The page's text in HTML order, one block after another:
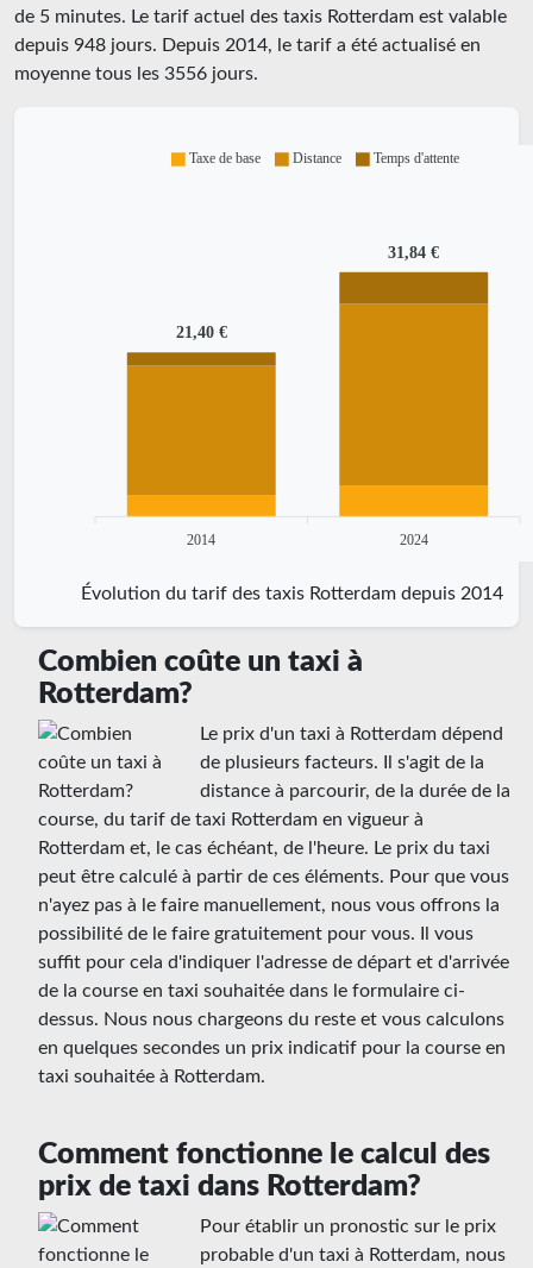
de 5 minutes. Le tarif actuel des taxis Rotterdam est valable
depuis 948 jours. Depuis 2014, le tarif a été actualisé en
moyenne tous les 3556 jours.
21,40 €
31,84 €
2014 2024
Taxe de base Distance Temps d'attente
Évolution du tarif des taxis Rotterdam depuis 2014
Combien coûte un taxi à
Rotterdam?
Le prix d'un taxi à Rotterdam dépend
de plusieurs facteurs. Il s'agit de la
distance à parcourir, de la durée de la
course, du tarif de taxi Rotterdam en vigueur à
Rotterdam et, le cas échéant, de l'heure. Le prix du taxi
peut être calculé à partir de ces éléments. Pour que vous
n'ayez pas à le faire manuellement, nous vous offrons la
possibilité de le faire gratuitement pour vous. Il vous
suffit pour cela d'indiquer l'adresse de départ et d'arrivée
de la course en taxi souhaitée dans le formulaire ci-
dessus. Nous nous chargeons du reste et vous calculons
en quelques secondes un prix indicatif pour la course en
taxi souhaitée à Rotterdam.
Comment fonctionne le calcul des
prix de taxi dans Rotterdam?
Pour établir un pronostic sur le prix
probable d'un taxi à Rotterdam, nous